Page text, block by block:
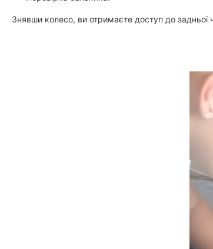
Знявши колесо, ви отримаєте доступ до задньої